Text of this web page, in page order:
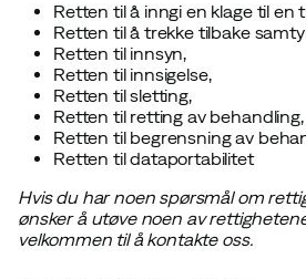
Retten til å inngi en klage til en
Retten til å trekke tilbake
Retten til innsyn,
Retten til innsigelse,
Retten til sletting,
Retten til retting av behandling,
Retten til begrensning av
Retten til dataportabilitet
Hvis du har noen spørsmål om
ønsker å utøve noen av
velkommen til åkontakte oss.